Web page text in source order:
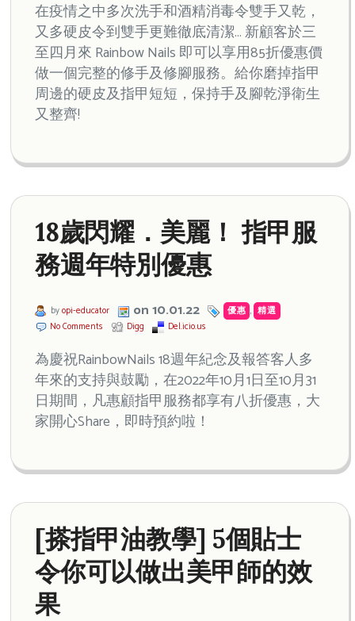
在疫情之中多次洗手和酒精消毒令雙手又乾，
又多硬皮令到雙手更難徹底清潔… 新顧客於三
至四月來 Rainbow Nails 即可以享用85折優惠價
做一個完整的修手及修腳服務。給你磨掉指甲
周邊的硬皮及指甲短短，保持手及腳乾淨衛生
又整齊!
18歲閃耀．美麗！ 指甲服
務週年特別優惠
byopi-educator on 10.01.22 優惠 , 精選
No Comments
Digg Del.icio.us
為慶祝RainbowNails 18週年紀念及報答客人多
年來的支持與鼓勵，在2022年10月1日至10月31
日期間，凡惠顧指甲服務都享有八折優惠，大
家開心Share，即時預約啦！
[搽指甲油教學] 5個貼士
令你可以做出美甲師的效
果